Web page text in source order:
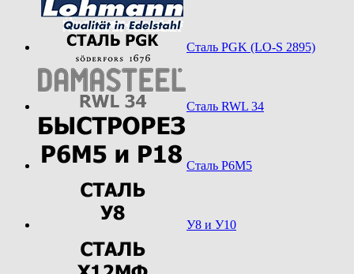
Сталь PGK (LO-S 2895)
Сталь RWL 34
Сталь Р6М5
У8 и У10